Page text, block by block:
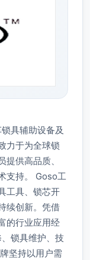
具辅助设备及
力于为全球锁
供高品质、
支持。 Goso工
工具、锁芯开
续创新。凭借
的行业应用经
锁具维护、技
坚持以用户需